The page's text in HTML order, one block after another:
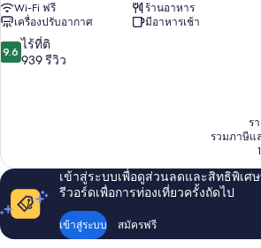
Wi-Fi ฟรี
ร้านอาหาร
เครื่องปรับอากาศ
มีอาหารเช้า
9.6
จาก
รีวิว
9.6 ไร้ที่ติ
939 รีวิว
ร
รวมภาษีแ
เข้าสู่ระบบเพื่อดูส่วนลดและสิทธิพิเศ
รีวอร์ดเพื่อการท่องเที่ยวครั้งถัดไป
เข้าสู่ระบบ สมัครฟรี